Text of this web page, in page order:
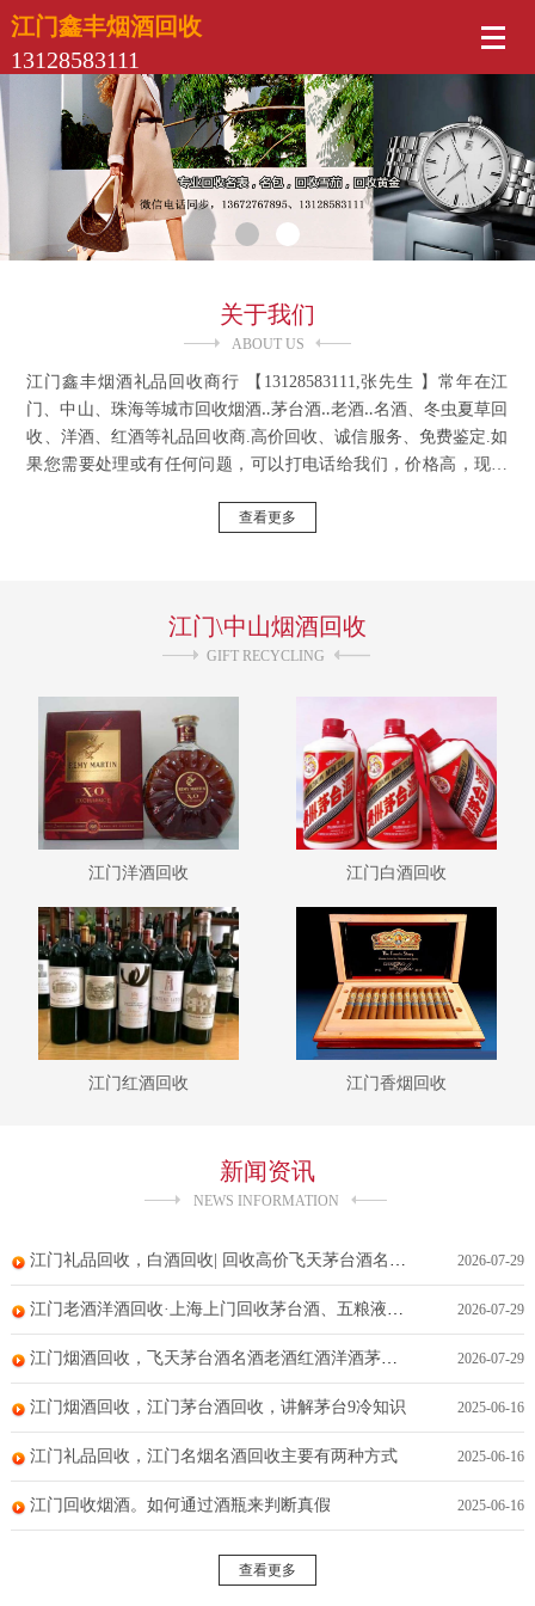
江门鑫丰烟酒回收
13128583111
关于我们
ABOUT US
江门鑫丰烟酒礼品回收商行 【13128583111,张先生 】常年在江
门、中山、珠海等城市回收烟酒‥茅台酒‥老酒‥名酒、冬虫夏草回
收、洋酒、红酒等礼品回收商.高价回收、诚信服务、免费鉴定.如
果您需要处理或有任何问题，可以打电话给我们，价格高，现金
收，以高价回收，我们将以高价提供良好的服务，欢迎致电咨
大革命.珍品茅台.酱瓶茅台.大小飞天茅台.红皮茅台和各种茅台回
虫草.同仁堂冬虫夏草.燕窝.海参.人参.回收鹿茸等礼品！
查看更多
江门\中山烟酒回收
GIFT RECYCLING
江门洋酒回收 江门白酒回收
江门红酒回收 江门香烟回收
新闻资讯
NEWS INFORMATION
江门礼品回收，白酒回收| 回收高价飞天茅台酒名酒老酒红酒洋酒茅台酒冬虫夏草五粮液 2026-07-29
江门老酒洋酒回收·上海上门回收茅台酒、五粮液、冬虫夏草、洋酒回收、黄金回收 2026-07-29
江门烟酒回收，飞天茅台酒名酒老酒红酒洋酒茅台酒冬虫夏草五粮液回收 2026-07-29
江门烟酒回收，江门茅台酒回收，讲解茅台9冷知识 2025-06-16
江门礼品回收，江门名烟名酒回收主要有两种方式 2025-06-16
江门回收烟酒。如何通过酒瓶来判断真假 2025-06-16
查看更多